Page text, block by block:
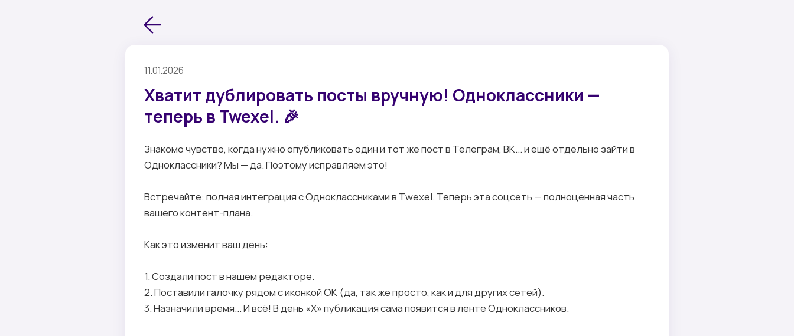
11.01.2026
Хватит дублировать посты вручную! Одноклассники —
теперь в Twexel. 🎉
Знакомо чувство, когда нужно опубликовать один и тот же пост в Телеграм, ВК... и ещё отдельно зайти в
Одноклассники? Мы — да. Поэтому исправляем это!
Встречайте: полная интеграция с Одноклассниками в Twexel. Теперь эта соцсеть — полноценная часть
вашего контент-плана.
Как это изменит ваш день:
1. Создали пост в нашем редакторе.
2. Поставили галочку рядом с иконкой ОК (да, так же просто, как и для других сетей).
3. Назначили время... И всё! В день «Х» публикация сама появится в ленте Одноклассников.